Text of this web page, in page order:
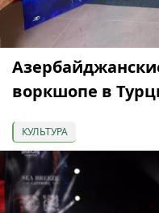
воркшопе в
КУЛЬТУРА